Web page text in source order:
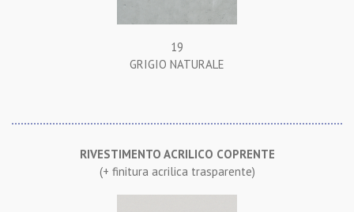
19
GRIGIO NATURALE
RIVESTIMENTO ACRILICO COPRENTE
(+ finitura acrilica trasparente)